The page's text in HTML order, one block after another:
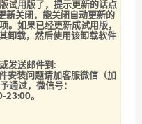
试用版了，提示更新的话点
新关闭，能关闭自动更新的
。如果已经更新成试用版，
卸载，然后使用该卸载软件
发送邮件到:
安装问题请加客服微信（加
通过，微信号：
23:00。